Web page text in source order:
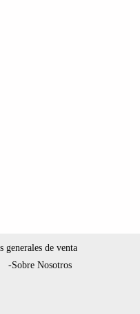
generales de venta
-Sobre Nosotros